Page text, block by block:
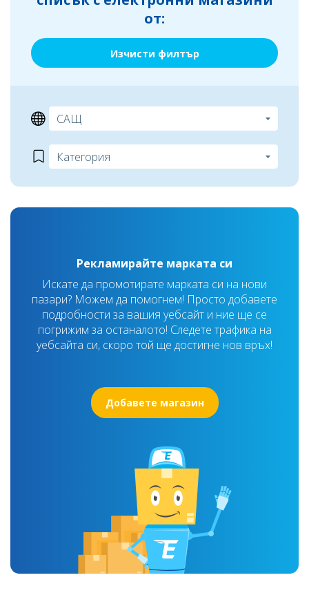
от:
Изчисти филтър
Рекламирайте марката си
Искате да промотирате марката си на нови
пазари? Можем да помогнем! Просто добавете
подробности за вашия уебсайт и ние ще се
погрижим за останалото! Следете трафика на
уебсайта си, скоро той ще достигне нов връх!
Добавете магазин